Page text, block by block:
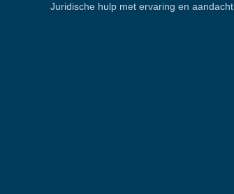
Juridische hulp met ervaring en aandacht